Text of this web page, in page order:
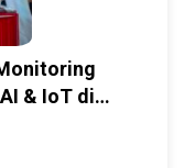
& IoT di
(IMOX)